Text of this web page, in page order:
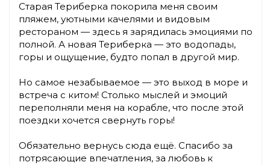
Старая Териберка покорила меня своим
пляжем, уютными качелями и видовым
рестораном — здесь я зарядилась эмоциями по
полной. А новая Териберка — это водопады,
горы и ощущение, будто попал в другой мир.
Но самое незабываемое — это выход в море и
встреча с китом! Столько мыслей и эмоций
переполняли меня на корабле, что после этой
поездки хочется свернуть горы!
Обязательно вернусь сюда ещё. Спасибо за
потрясающие впечатления, за любовь к